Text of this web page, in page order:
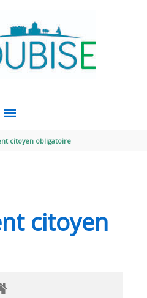
MENU
PRINCIPAL
citoyen obligatoire
citoyen